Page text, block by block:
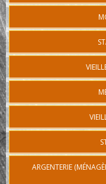
ARGENTERIE